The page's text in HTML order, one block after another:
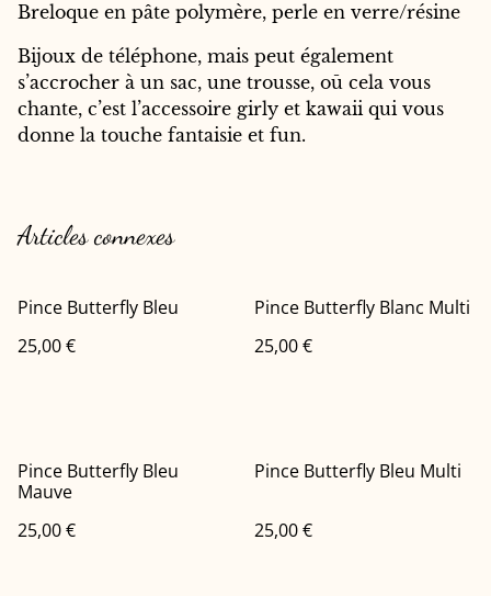
Breloque en pâte polymère, perle en verre/résine
Bijoux de téléphone, mais peut également
s’accrocher à un sac, une trousse, oū cela vous
chante, c’est l’accessoire girly et kawaii qui vous
donne la touche fantaisie et fun.
Articles connexes
Pince Butterfly Bleu
25,00 €
Pince Butterfly Blanc Multi
25,00 €
Pince Butterfly Bleu
Mauve
25,00 €
Pince Butterfly Bleu Multi
25,00 €